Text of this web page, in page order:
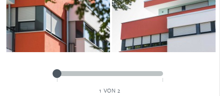
1 VON 2